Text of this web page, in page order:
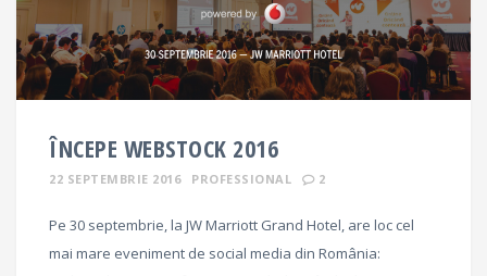
ÎNCEPE WEBSTOCK 2016
22 SEPTEMBRIE 2016 PROFESSIONAL 2
Pe 30 septembrie, la JW Marriott Grand Hotel, are loc cel
mai mare eveniment de social media din România: